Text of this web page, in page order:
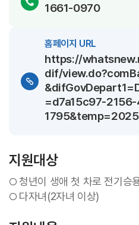
1661-0970
홈페이지 URL
https://
dif/
=d7a15c97-
지원대상
○ 청년이 생애 첫 차로 전기승
○ 다자녀(2자녀 이상)